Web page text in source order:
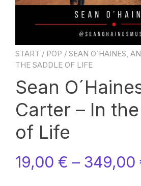
START / POP / SEAN O´HAINES,
THE SADDLE OF LIFE
Sean
Carter – In
of Life
19,00 € – 349,00